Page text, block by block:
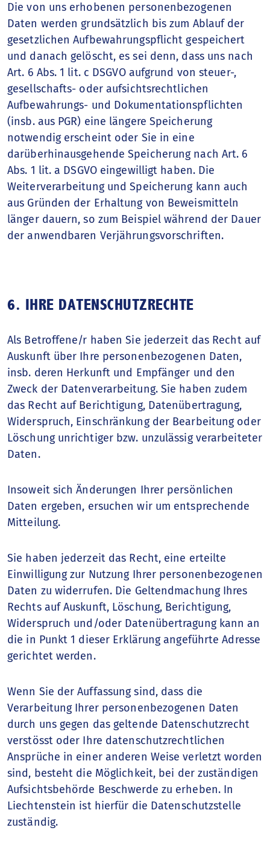
Die von uns erhobenen personenbezogenen
Daten werden grundsätzlich bis zum Ablauf der
gesetzlichen Aufbewahrungspflicht gespeichert
und danach gelöscht, es sei denn, dass uns nach
Art. 6 Abs. 1 lit. c DSGVO aufgrund von steuer-,
gesellschafts- oder aufsichtsrechtlichen
Aufbewahrungs- und Dokumentationspflichten
(insb. aus PGR) eine längere Speicherung
notwendig erscheint oder Sie in eine
darüberhinausgehende Speicherung nach Art. 6
Abs. 1 lit. a DSGVO eingewilligt haben. Die
Weiterverarbeitung und Speicherung kann auch
aus Gründen der Erhaltung von Beweismitteln
länger dauern, so zum Beispiel während der Dauer
der anwendbaren Verjährungsvorschriften.
6. IHRE DATENSCHUTZRECHTE
Als Betroffene/r haben Sie jederzeit das Recht auf
Auskunft über Ihre personenbezogenen Daten,
insb. deren Herkunft und Empfänger und den
Zweck der Datenverarbeitung. Sie haben zudem
das Recht auf Berichtigung, Datenübertragung,
Widerspruch, Einschränkung der Bearbeitung oder
Löschung unrichtiger bzw. unzulässig verarbeiteter
Daten.
Insoweit sich Änderungen Ihrer persönlichen
Daten ergeben, ersuchen wir um entsprechende
Mitteilung.
Sie haben jederzeit das Recht, eine erteilte
Einwilligung zur Nutzung Ihrer personenbezogenen
Daten zu widerrufen. Die Geltendmachung Ihres
Rechts auf Auskunft, Löschung, Berichtigung,
Widerspruch und/oder Datenübertragung kann an
die in Punkt 1 dieser Erklärung angeführte Adresse
gerichtet werden.
Wenn Sie der Auffassung sind, dass die
Verarbeitung Ihrer personenbezogenen Daten
durch uns gegen das geltende Datenschutzrecht
verstösst oder Ihre datenschutzrechtlichen
Ansprüche in einer anderen Weise verletzt worden
sind, besteht die Möglichkeit, bei der zuständigen
Aufsichtsbehörde Beschwerde zu erheben. In
Liechtenstein ist hierfür die Datenschutzstelle
zuständig.